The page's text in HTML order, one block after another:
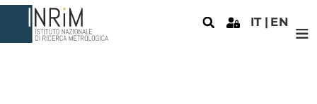
Salta al contenuto principale
IT EN